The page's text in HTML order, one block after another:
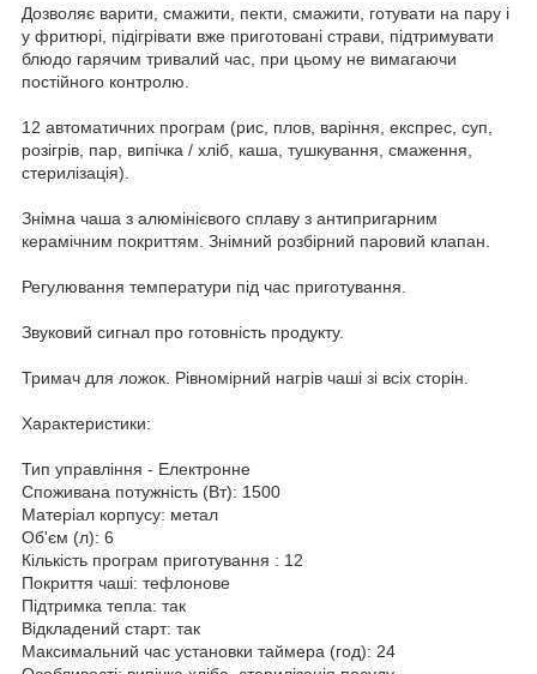
Дозволяє варити, смажити, пекти, смажити, готувати на пару і
у фритюрі, підігрівати вже приготовані страви, підтримувати
блюдо гарячим тривалий час, при цьому не вимагаючи
постійного контролю.
12 автоматичних програм (рис, плов, варіння, експрес, суп,
розігрів, пар, випічка / хліб, каша, тушкування, смаження,
стерилізація).
Знімна чаша з алюмінієвого сплаву з антипригарним
керамічним покриттям. Знімний розбірний паровий клапан.
Регулювання температури під час приготування.
Звуковий сигнал про готовність продукту.
Тримач для ложок. Рівномірний нагрів чаші зі всіх сторін.
Характеристики:
Тип управління - Електронне
Споживана потужність (Вт): 1500
Матеріал корпусу: метал
Об'єм (л): 6
Кількість програм приготування : 12
Покриття чаші: тефлонове
Підтримка тепла: так
Відкладений старт: так
Максимальний час установки таймера (год): 24